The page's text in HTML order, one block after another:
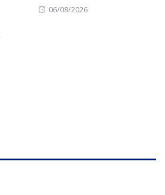
Posted
06/08/2026